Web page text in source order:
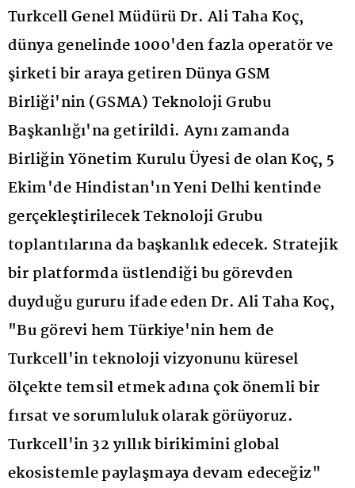
Turkcell Genel Müdürü Dr. Ali Taha Koç,
dünya genelinde 1000'den fazla operatör ve
şirketi bir araya getiren Dünya GSM
Birliği'nin (GSMA) Teknoloji Grubu
Başkanlığı'na getirildi. Aynı zamanda
Birliğin Yönetim Kurulu Üyesi de olan Koç, 5
Ekim'de Hindistan'ın Yeni Delhi kentinde
gerçekleştirilecek Teknoloji Grubu
toplantılarına da başkanlık edecek. Stratejik
bir platformda üstlendiği bu görevden
duyduğu gururu ifade eden Dr. Ali Taha Koç,
"Bu görevi hem Türkiye'nin hem de
Turkcell'in teknoloji vizyonunu küresel
ölçekte temsil etmek adına çok önemli bir
fırsat ve sorumluluk olarak görüyoruz.
Turkcell'in 32 yıllık birikimini global
ekosistemle paylaşmaya devam edeceğiz"